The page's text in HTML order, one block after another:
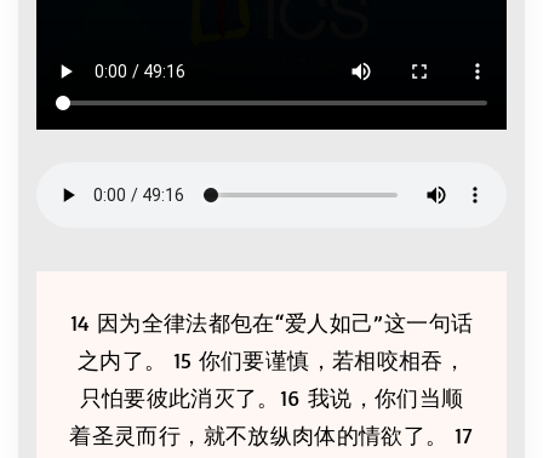
14 因为全律法都包在“爱人如己”这一句话
之内了。 15 你们要谨慎，若相咬相吞，
只怕要彼此消灭了。16 我说，你们当顺
着圣灵而行，就不放纵肉体的情欲了。 17